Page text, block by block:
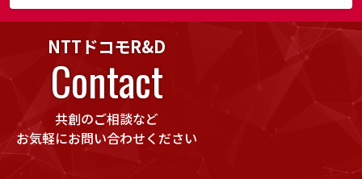
NTTドコモR&D
Contact
共創のご相談など
お気軽にお問い合わせください